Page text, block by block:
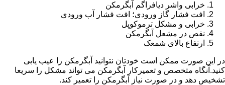
خرابی واشر دیافراگم آبگرمکن
افت فشار گاز ورودی؛ افت فشار آب ورودی
خرابی و مشکل ترموکوپل
نقص در مشعل آبگرمکن
ارتفاع بالای شمعک
در این صورت ممکن است خودتان نتوانید آبگرمکن را عیب یابی
کنید.آنگاه متخصص و تعمیرکار آبگرمکن می تواند مشکل را سریعا
تشخیص دهد و در صورت نیاز آبگرمکن را تعمیر کند.